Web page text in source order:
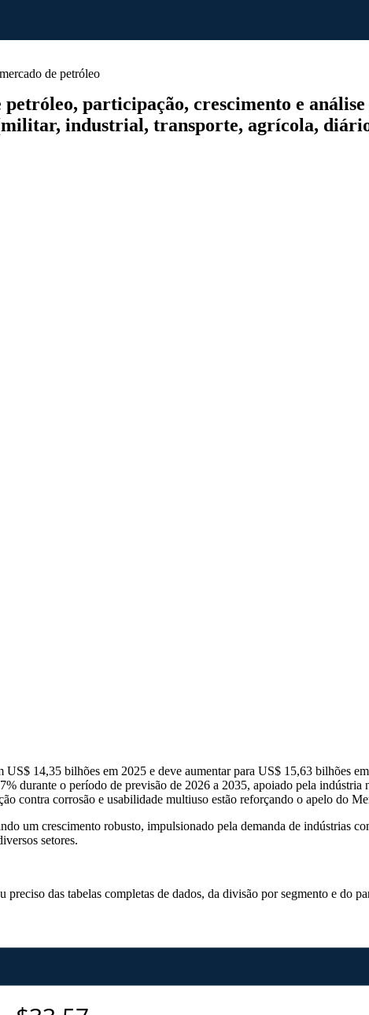
de petróleo
petróleo, participação, crescimento e
industrial, transporte, agrícola,
14,35 bilhões em 2025 e deve aumentar para US$ 15,63 bilhões
durante o período de previsão de 2026 a 2035, apoiado pela indústria
contra corrosão e usabilidade multiuso estão reforçando o apelo do
um crescimento robusto, impulsionado pela demanda de indústrias
setores.
preciso das tabelas completas de dados, da divisão por segmento e do